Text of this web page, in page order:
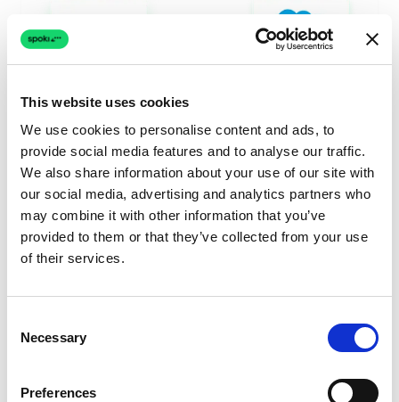
This website uses cookies
We use cookies to personalise content and ads, to
provide social media features and to analyse our traffic.
We also share information about your use of our site with
our social media, advertising and analytics partners who
may combine it with other information that you’ve
provided to them or that they’ve collected from your use
of their services.
Selection
Necessary
Preferences
La integración mejora la gestión de leads, facilitando la